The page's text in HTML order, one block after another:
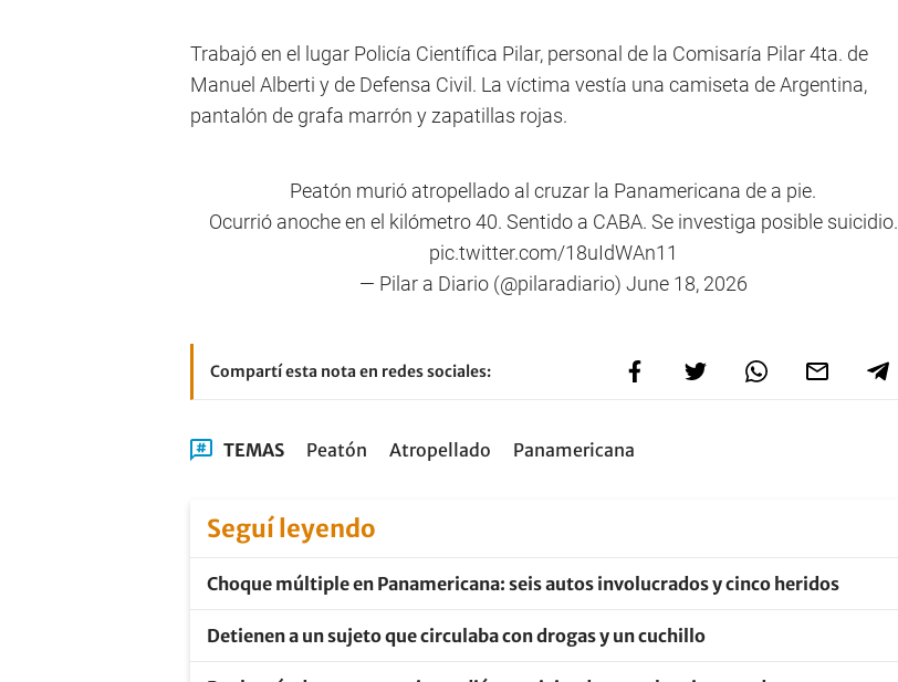
Trabajó en el lugar Policía Científica Pilar, personal de la Comisaría Pilar 4ta. de
Manuel Alberti y de Defensa Civil. La víctima vestía una camiseta de Argentina,
pantalón de grafa marrón y zapatillas rojas.
Peatón murió atropellado al cruzar la Panamericana de a pie.
Ocurrió anoche en el kilómetro 40. Sentido a CABA. Se investiga posible suicidio.
pic.twitter.com/18uIdWAn11
— Pilar a Diario (@pilaradiario) June 18, 2026
Compartí esta nota en redes sociales:
TEMAS Peatón Atropellado Panamericana
Seguí leyendo
Choque múltiple en Panamericana: seis autos involucrados y cinco heridos
Detienen a un sujeto que circulaba con drogas y un cuchillo